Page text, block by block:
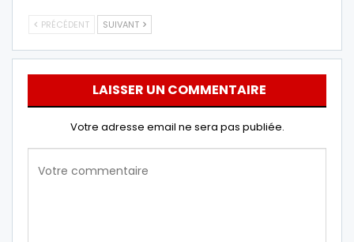
PRÉCÉDENT SUIVANT
LAISSER UN COMMENTAIRE
Votre adresse email ne sera pas publiée.